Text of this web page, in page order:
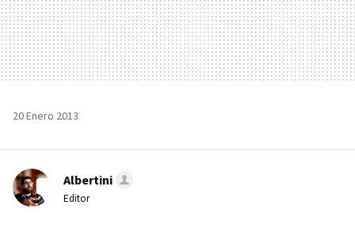
20 Enero 2013
Albertini
Editor